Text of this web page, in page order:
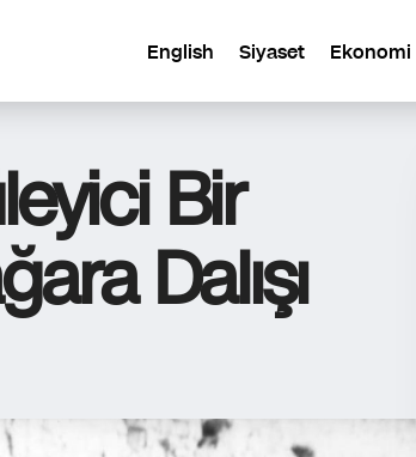
English Siyaset Ekonomi
Bir
Dalışı